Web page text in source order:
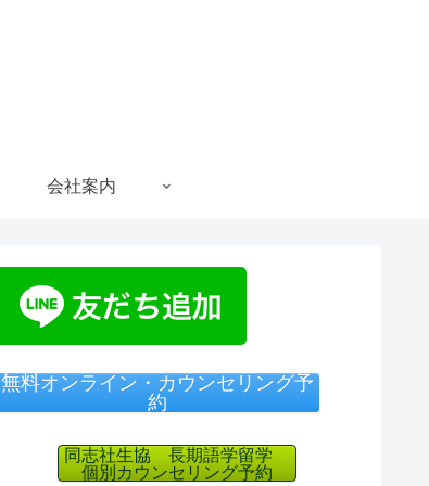
会社案内
無料オンライン・カウンセリング予
約
同志社生協 長期語学留学
個別カウンセリング予約